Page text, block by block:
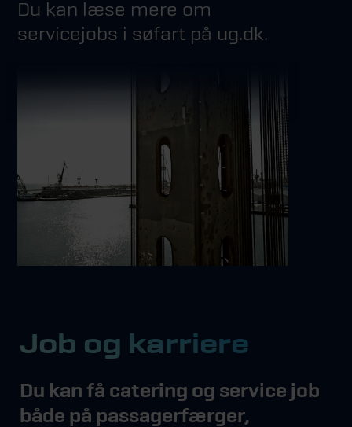
Du kan læse mere om
servicejobs i søfart på ug.dk.
Job og karriere
Du kan få catering og service job
både på passagerfærger,